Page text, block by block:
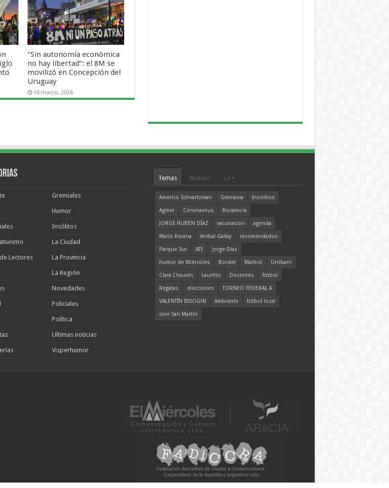
“Sin autonomía económica
no hay libertad”: el 8M se
movilizó en Concepción del
Uruguay
10 marzo, 2026
Lectores
Gremiales
Humor
Insólitos
La Ciudad
La Provincia
La Región
Novedades
Policiales
Política
Ultimas noticias
Visperhumor
Temas Nuevos Lo +
Americo Schvartzman Gimnasia
Insólitos
Agmer
Coronavirus
Rocamora
JORGE RUBÉN DÍAZ
vacunación
agenda
Mario Rovina
Aníbal Gallay
recomendados
Parque Sur
ATE
Jorge Díaz
humor de Miércoles
Bordet Marbot
Urribarri
Clara Chauvín
Lauritto Docentes
fútbol
Regatas
elecciones
TORNEO FEDERAL A
VALENTÍN BISOGNI
Ambiente
fútbol local
cine San Martín